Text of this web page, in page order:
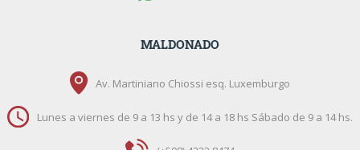
MALDONADO
Av. Martiniano Chiossi esq. Luxemburgo
Lunes a viernes de 9 a 13 hs y de 14 a 18 hs Sábado de 9 a 14 hs.